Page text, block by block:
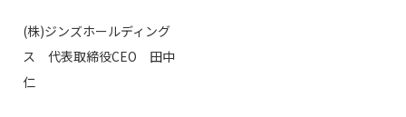
(株)ジンズホールディング
ス 代表取締役CEO 田中
仁